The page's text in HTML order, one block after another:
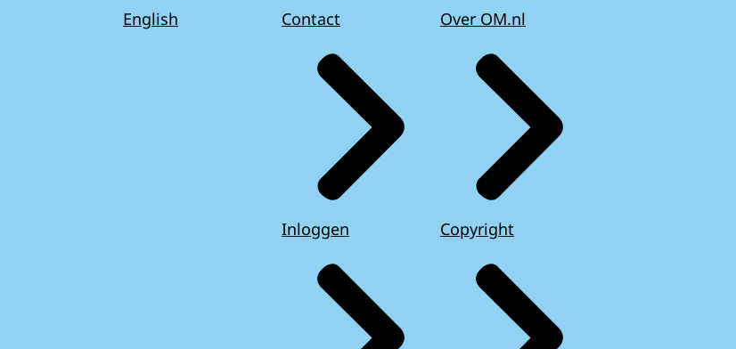
English Contact
Inloggen
Over OM.nl
Copyright